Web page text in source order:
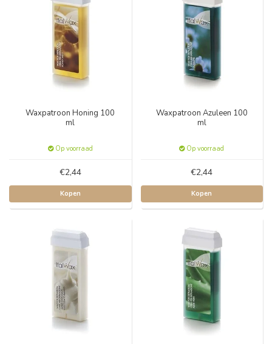
Waxpatroon Honing 100
ml
Op voorraad
€2,44
Kopen
Waxpatroon Azuleen 100
ml
Op voorraad
€2,44
Kopen